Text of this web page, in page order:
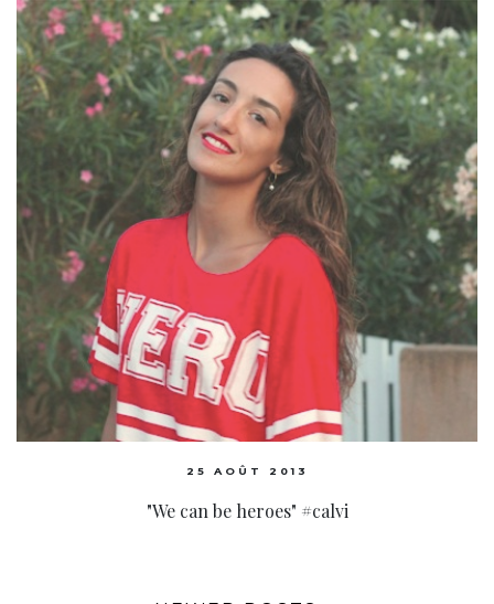
25 AOÛT 2013
"We can be heroes" #calvi